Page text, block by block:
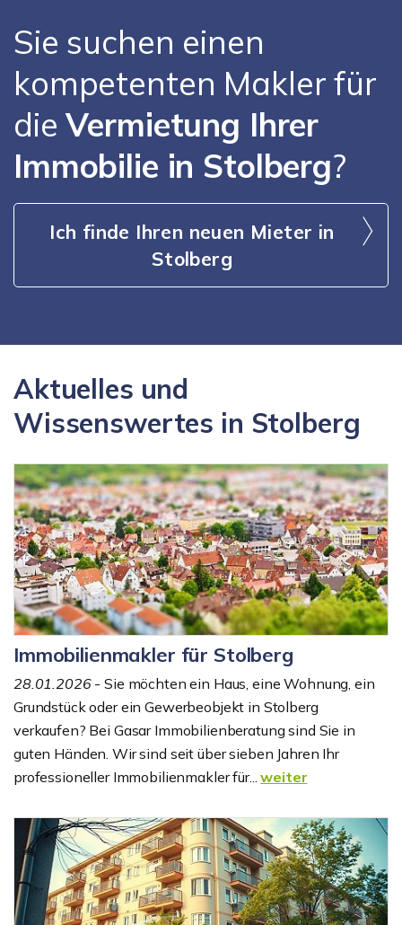
Sie suchen einen
kompetenten Makler für
dieVermietung Ihrer
Immobilie in Stolberg?
Ich finde Ihren neuen Mieter in
Stolberg
Aktuelles und
Wissenswertes in Stolberg
Immobilienmakler für Stolberg
28.01.2026- Sie möchten ein Haus, eine Wohnung, ein
Grundstück oder ein Gewerbeobjekt in Stolberg
verkaufen? Bei Gasar Immobilienberatung sind Sie in
guten Händen. Wir sind seit über sieben Jahren Ihr
professioneller Immobilienmakler für...weiter